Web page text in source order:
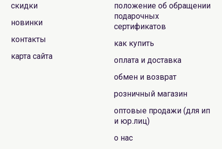
скидки
новинки
контакты
карта сайта
положение об обращении
подарочных
сертификатов
как купить
оплата и доставка
обмен и возврат
розничный магазин
оптовые продажи (для ип
и юр.лиц)
о нас